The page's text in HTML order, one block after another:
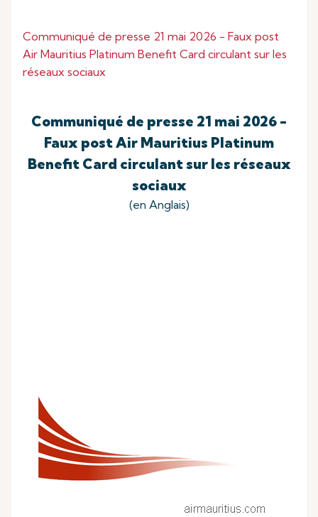
Communiqué de presse 21 mai 2026 - Faux post
Air Mauritius Platinum Benefit Card circulant sur les
réseaux sociaux
Communiqué de presse 21 mai 2026 -
Faux post Air Mauritius Platinum
Benefit Card circulant sur les réseaux
sociaux
(en Anglais)